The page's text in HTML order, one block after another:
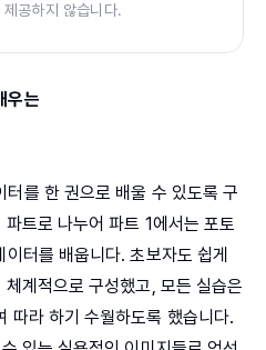
공하지 않습니다.
우는
를 한 권으로 배울 수 있도록 구
트로 나누어 파트 1에서는 포토
터를 배웁니다. 초보자도 쉽게
계적으로 구성했고, 모든 실습은
따라 하기 수월하도록 했습니다.